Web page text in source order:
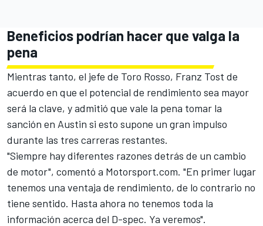
Beneficios podrían hacer que valga la
pena
Mientras tanto, el jefe de Toro Rosso, Franz Tost de
acuerdo en que el potencial de rendimiento sea mayor
será la clave, y admitió que vale la pena tomar la
sanción en Austin si esto supone un gran impulso
durante las tres carreras restantes.
"Siempre hay diferentes razones detrás de un cambio
de motor", comentó a Motorsport.com. "En primer lugar
tenemos una ventaja de rendimiento, de lo contrario no
tiene sentido. Hasta ahora no tenemos toda la
información acerca del D-spec. Ya veremos".